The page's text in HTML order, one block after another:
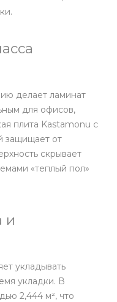
делает ламинат
для офисов,
плита Kastamonu с
защищает от
скрывает
«теплый пол»
и
укладывать
укладки. В
2,444 м², что